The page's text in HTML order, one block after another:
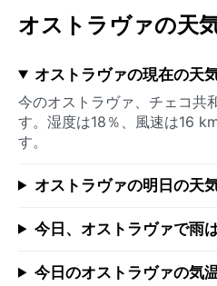
オストラヴァの天
オストラヴァの現在の天
今のオストラヴァ、チェコ共
す。湿度は18％、風速は16
す。
オストラヴァの明日の天
今日、オストラヴァで雨
今日のオストラヴァの気